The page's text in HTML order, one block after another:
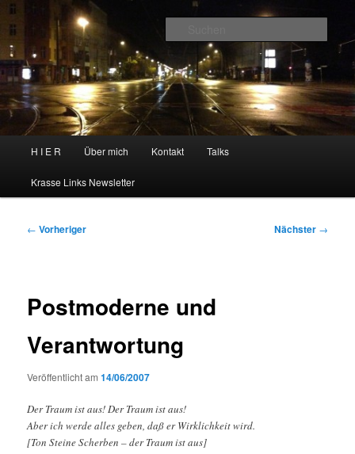
primären
Inhalt
springenH I E R
H I E R Über mich Kontakt Talks
Krasse Links Newsletter
Beitragsnavigation
← Vorheriger Nächster →
Postmoderne und
Verantwortung
Veröffentlicht am14/06/2007
Der Traum ist aus! Der Traum ist aus!
Aber ich werde alles geben, daß er Wirklichkeit wird.
[Ton Steine Scherben – der Traum ist aus]